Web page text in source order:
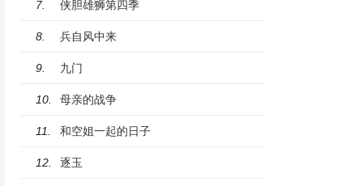
7. 侠胆雄狮第四季
8. 兵自风中来
9. 九门
10. 母亲的战争
11. 和空姐一起的日子
12. 逐玉